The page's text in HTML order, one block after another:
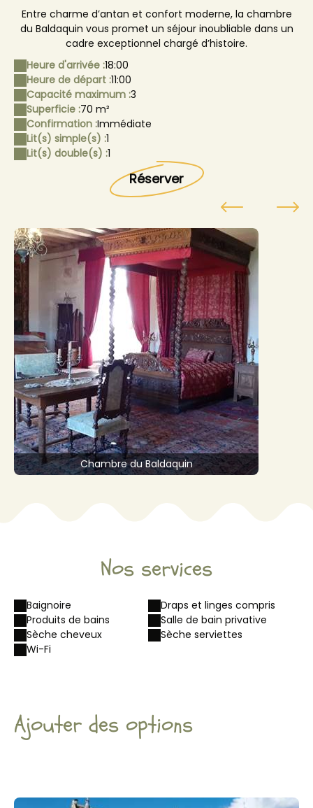
Entre charme d’antan et confort moderne, la chambre
du Baldaquin vous promet un séjour inoubliable dans un
cadre exceptionnel chargé d’histoire.
Heure d'arrivée :18:00
Heure de départ :11:00
Capacité maximum :3
Superficie :70 m²
Confirmation :Immédiate
Lit(s) simple(s) :1
Lit(s) double(s) :1
Réserver
Chambre du Baldaquin
Nos services
Baignoire
Draps et linges compris
Produits de bains
Salle de bain privative
Sèche cheveux
Sèche serviettes
Wi-Fi
Ajouter des options